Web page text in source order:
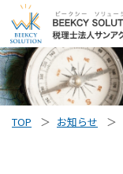
TOP お知らせ